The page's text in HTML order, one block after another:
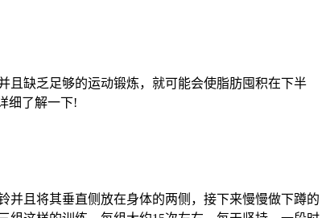
且缺乏足够的运动锻炼，就可能会使脂肪囤积在下半
细了解一下!
并且将其垂直侧放在身体的两侧，接下来慢慢做下蹲的